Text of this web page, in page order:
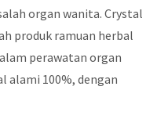
organ wanita. Crystal
produk ramuan herbal
perawatan organ
alami 100%, dengan